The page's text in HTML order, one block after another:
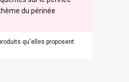
du périnée
qu'elles proposent.
vos préférences pour